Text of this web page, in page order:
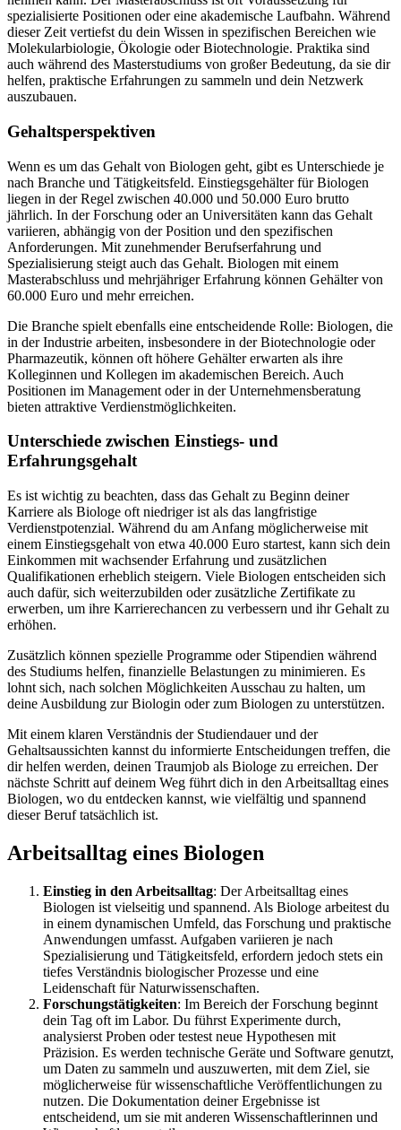
spezialisierte Positionen oder eine akademische Laufbahn. Während
dieser Zeit vertiefst du dein Wissen in spezifischen Bereichen wie
Molekularbiologie, Ökologie oder Biotechnologie. Praktika sind
auch während des Masterstudiums von großer Bedeutung, da sie dir
helfen, praktische Erfahrungen zu sammeln und dein Netzwerk
auszubauen.
Gehaltsperspektiven
Wenn es um das Gehalt von Biologen geht, gibt es Unterschiede je
nach Branche und Tätigkeitsfeld. Einstiegsgehälter für Biologen
liegen in der Regel zwischen 40.000 und 50.000 Euro brutto
jährlich. In der Forschung oder an Universitäten kann das Gehalt
variieren, abhängig von der Position und den spezifischen
Anforderungen. Mit zunehmender Berufserfahrung und
Spezialisierung steigt auch das Gehalt. Biologen mit einem
Masterabschluss und mehrjähriger Erfahrung können Gehälter von
60.000 Euro und mehr erreichen.
Die Branche spielt ebenfalls eine entscheidende Rolle: Biologen, die
in der Industrie arbeiten, insbesondere in der Biotechnologie oder
Pharmazeutik, können oft höhere Gehälter erwarten als ihre
Kolleginnen und Kollegen im akademischen Bereich. Auch
Positionen im Management oder in der Unternehmensberatung
bieten attraktive Verdienstmöglichkeiten.
Unterschiede zwischen Einstiegs- und
Erfahrungsgehalt
Es ist wichtig zu beachten, dass das Gehalt zu Beginn deiner
Karriere als Biologe oft niedriger ist als das langfristige
Verdienstpotenzial. Während du am Anfang möglicherweise mit
einem Einstiegsgehalt von etwa 40.000 Euro startest, kann sich dein
Einkommen mit wachsender Erfahrung und zusätzlichen
Qualifikationen erheblich steigern. Viele Biologen entscheiden sich
auch dafür, sich weiterzubilden oder zusätzliche Zertifikate zu
erwerben, um ihre Karrierechancen zu verbessern und ihr Gehalt zu
erhöhen.
Zusätzlich können spezielle Programme oder Stipendien während
des Studiums helfen, finanzielle Belastungen zu minimieren. Es
lohnt sich, nach solchen Möglichkeiten Ausschau zu halten, um
deine Ausbildung zur Biologin oder zum Biologen zu unterstützen.
Mit einem klaren Verständnis der Studiendauer und der
Gehaltsaussichten kannst du informierte Entscheidungen treffen, die
dir helfen werden, deinen Traumjob als Biologe zu erreichen. Der
nächste Schritt auf deinem Weg führt dich in den Arbeitsalltag eines
Biologen, wo du entdecken kannst, wie vielfältig und spannend
dieser Beruf tatsächlich ist.
Arbeitsalltag eines Biologen
Einstieg in den Arbeitsalltag: Der Arbeitsalltag eines
Biologen ist vielseitig und spannend. Als Biologe arbeitest du
in einem dynamischen Umfeld, das Forschung und praktische
Anwendungen umfasst. Aufgaben variieren je nach
Spezialisierung und Tätigkeitsfeld, erfordern jedoch stets ein
tiefes Verständnis biologischer Prozesse und eine
Leidenschaft für Naturwissenschaften.
Forschungstätigkeiten: Im Bereich der Forschung beginnt
dein Tag oft im Labor. Du führst Experimente durch,
analysierst Proben oder testest neue Hypothesen mit
Präzision. Es werden technische Geräte und Software genutzt,
um Daten zu sammeln und auszuwerten, mit dem Ziel, sie
möglicherweise für wissenschaftliche Veröffentlichungen zu
nutzen. Die Dokumentation deiner Ergebnisse ist
entscheidend, um sie mit anderen Wissenschaftlerinnen und